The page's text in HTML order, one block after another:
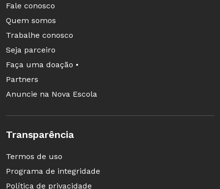
Fale conosco
Quem somos
Trabalhe conosco
Seja parceiro
Faça uma doação •
Partners
Anuncie na Nova Escola
Transparência
Termos de uso
Programa de integridade
Política de privacidade